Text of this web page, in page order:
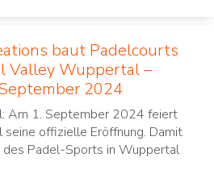
baut Padelcourts
Valley Wuppertal –
2024
Am 1. September 2024 feiert
offizielle Eröffnung. Damit
Padel-Sports in Wuppertal